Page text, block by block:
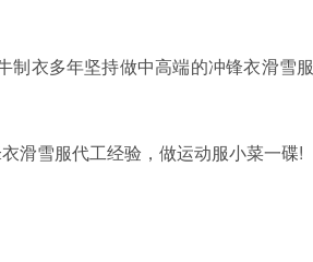
衣多年坚持做中高端的冲锋衣滑雪服
衣滑雪服代工经验，做运动服小菜一碟!